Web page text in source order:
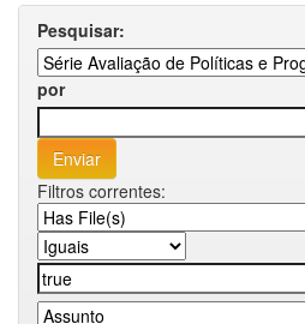
Pesquisar:
por
Filtros correntes: